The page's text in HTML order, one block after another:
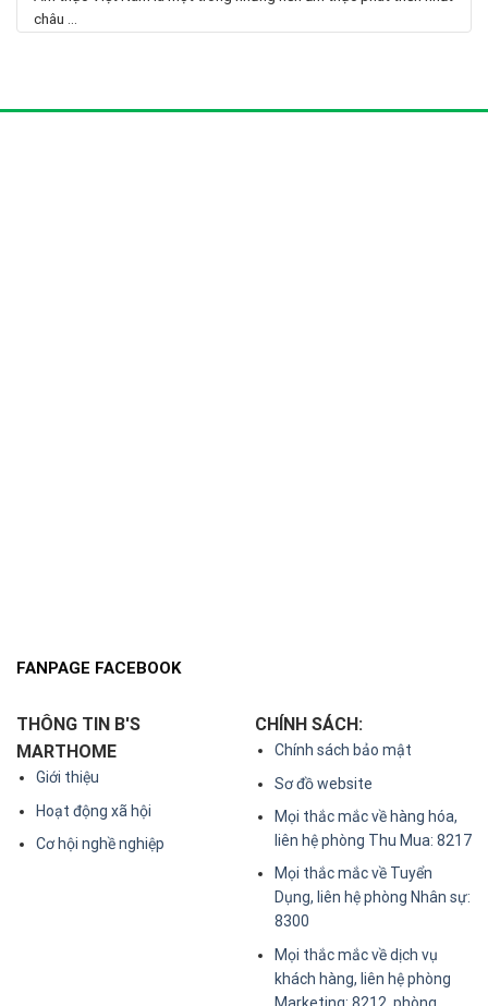
châu ...
FANPAGE FACEBOOK
THÔNG TIN B'S
MARTHOME
Giới thiệu
Hoạt động xã hội
Cơ hội nghề nghiệp
CHÍNH SÁCH:
Chính sách bảo mật
Sơ đồ website
Mọi thắc mắc về hàng hóa,
liên hệ phòng Thu Mua: 8217
Mọi thắc mắc về Tuyển
Dụng, liên hệ phòng Nhân sự:
8300
Mọi thắc mắc về dịch vụ
khách hàng, liên hệ phòng